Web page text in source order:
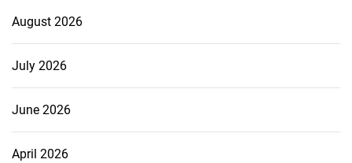
August 2026
July 2026
June 2026
April 2026